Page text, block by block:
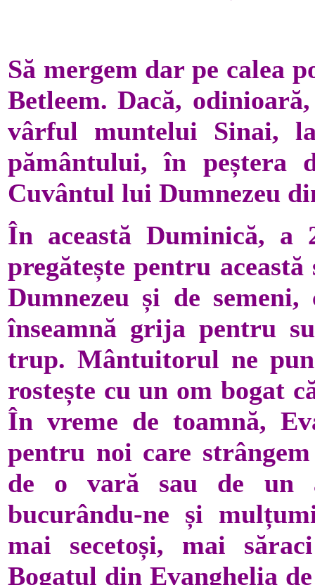
Să mergem dar pe calea
Betleem. Dacă,
vârful muntelui Sinai,
pământului, în peștera
Cuvântul lui Dumnezeu
În această Duminică, a
pregătește pentru
Dumnezeu și de
înseamnă grija pentru
trup. Mântuitorul ne
rostește cu un om bogat
În vreme de toamnă,
pentru noi care
de o vară sau de un
bucurându-ne și
mai secetoși, mai
Bogatul din Evanghelia